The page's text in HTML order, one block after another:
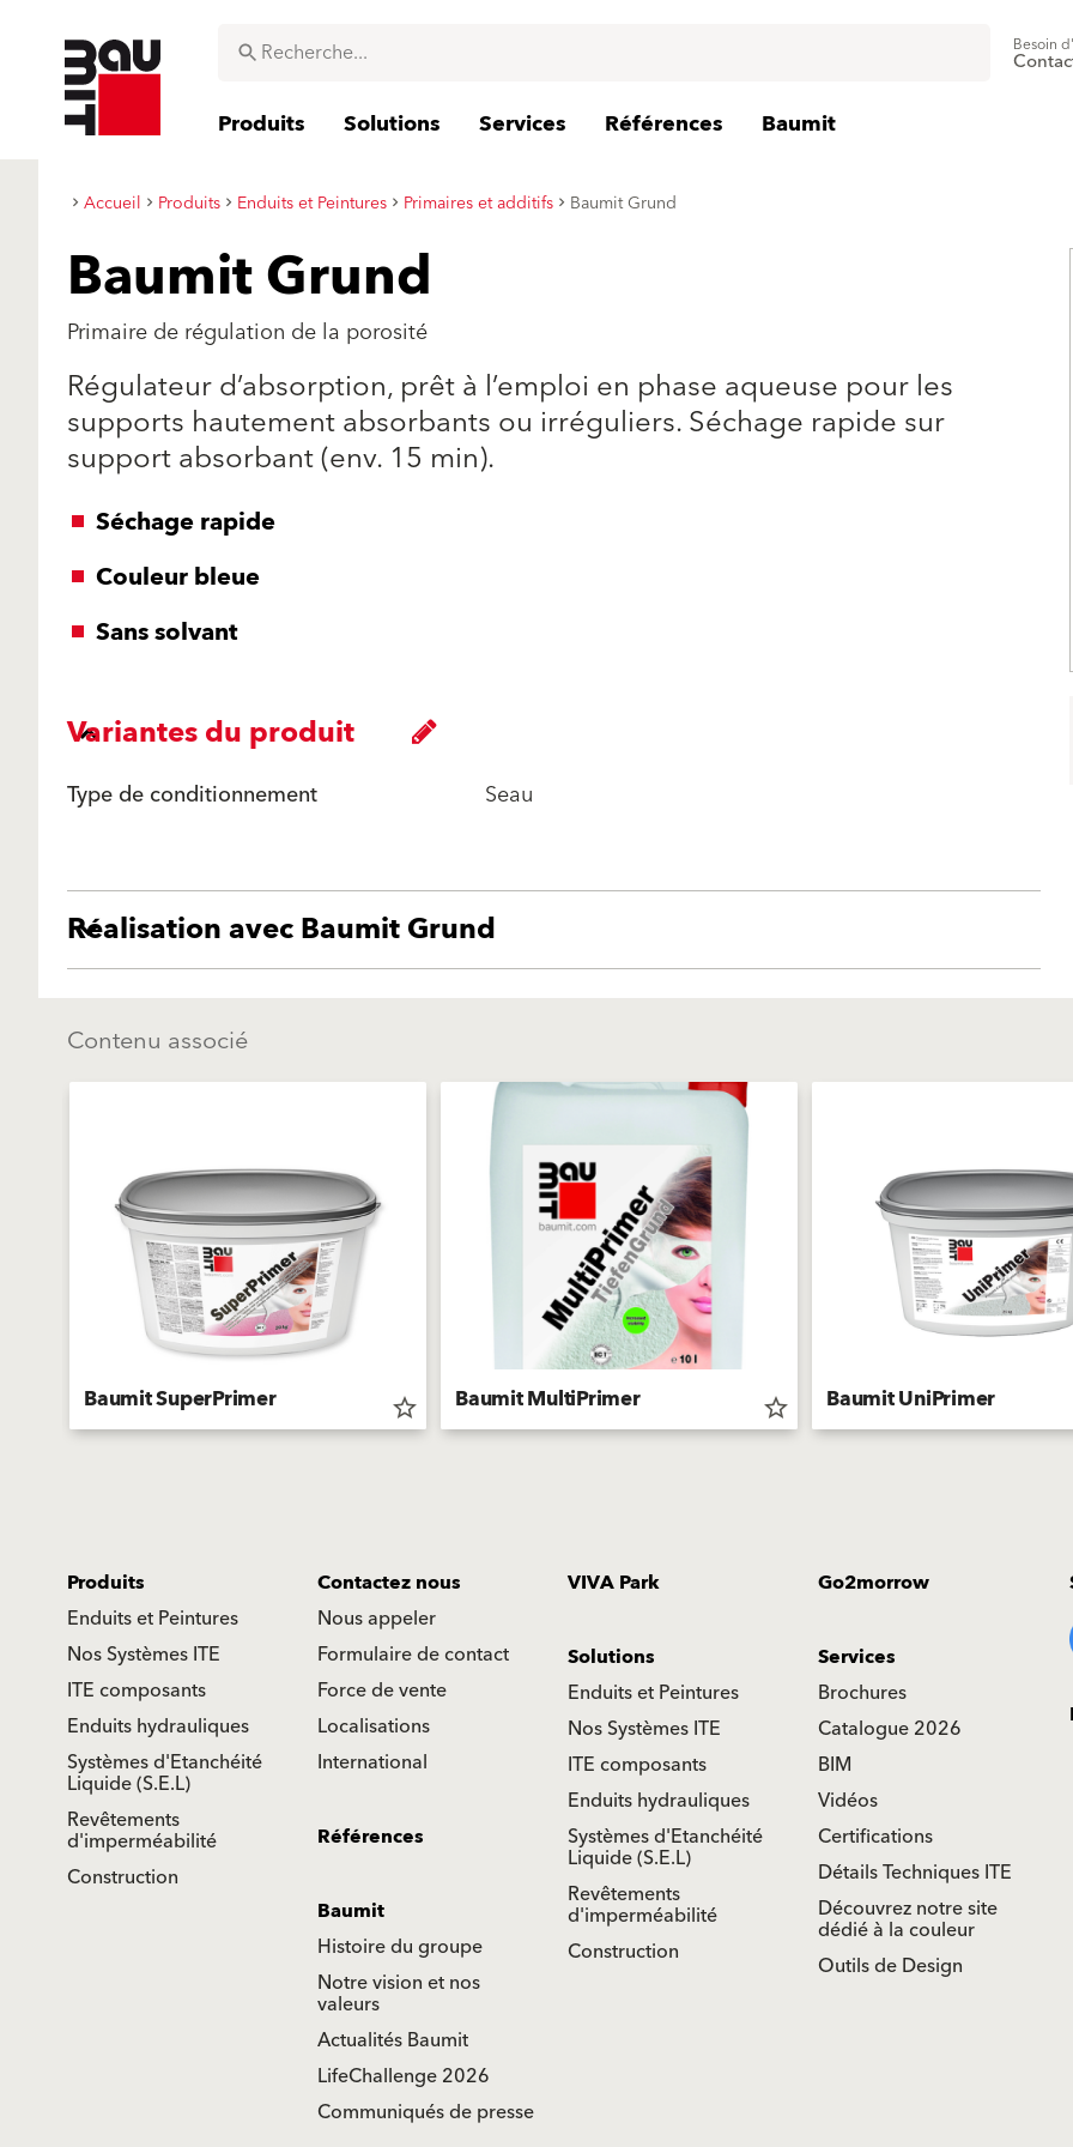
Besoin
Produits Solutions Services Références Baumit
Accueil Produits Enduits et Peintures Primaires et additifs Baumit Grund
Baumit Grund
Primaire de régulation de la porosité
Régulateur d’absorption, prêt à l’emploi en phase aqueuse pour les
supports hautement absorbants ou irréguliers. Séchage rapide sur
support absorbant (env. 15 min).
Séchage rapide
Couleur bleue
Sans solvant
Variantes du produit
Type de conditionnement Seau
Réalisation avec Baumit Grund
Contenu associé
Baumit SuperPrimer star_border Baumit MultiPrimer star_border Baumit UniPrimer
Produits
Enduits et Peintures
Nos Systèmes ITE
ITE composants
Enduits hydrauliques
Systèmes d'Etanchéité
Liquide (S.E.L)
Revêtements
d'imperméabilité
Construction
Contactez nous
Nous appeler
Formulaire de contact
Force de vente
Localisations
International
VIVA Park Go2morrow
Solutions
Enduits et Peintures
Nos Systèmes ITE
ITE composants
Enduits hydrauliques
Systèmes d'Etanchéité
Liquide (S.E.L)
Revêtements
d'imperméabilité
Construction
Services
Brochures
Catalogue 2026
BIM
Vidéos
Certifications
Détails Techniques ITE
Découvrez notre site
dédié à la couleur
Outils de Design
Références
Baumit
Histoire du groupe
Notre vision et nos
valeurs
Actualités Baumit
LifeChallenge 2026
Communiqués de presse